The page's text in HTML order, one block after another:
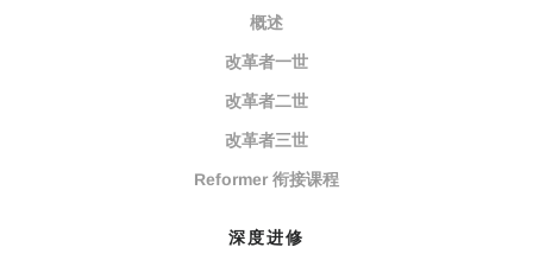
概述
改革者一世
改革者二世
改革者三世
Reformer 衔接课程
深度进修